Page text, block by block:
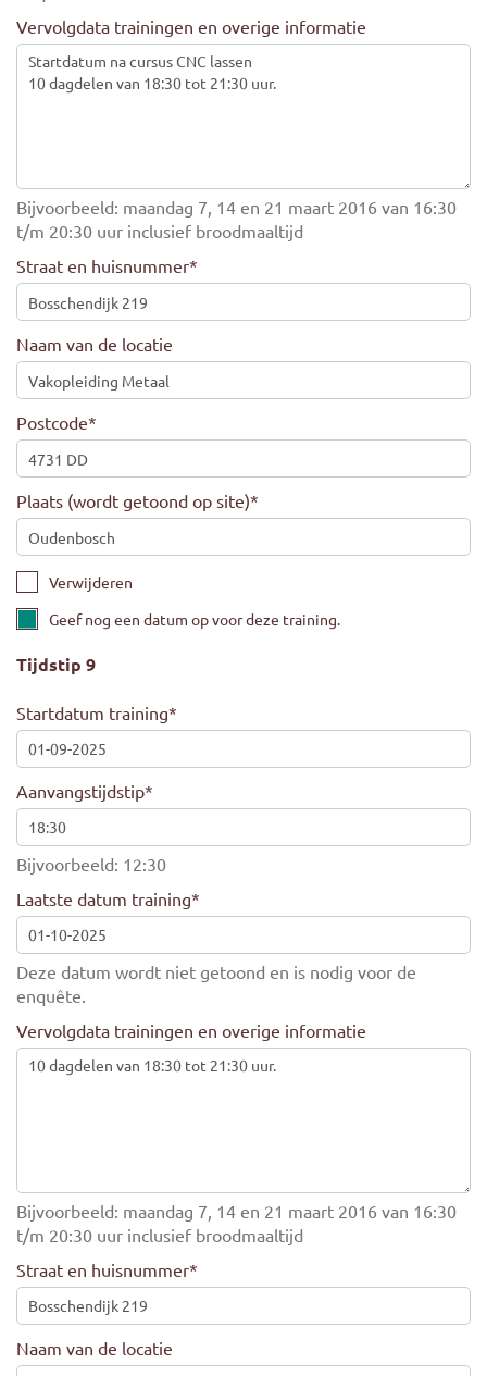
Vervolgdata trainingen en overige informatie
Bijvoorbeeld: maandag 7, 14 en 21 maart 2016 van 16:30
t/m 20:30 uur inclusief broodmaaltijd
Straat en huisnummer*
Naam van de locatie
Postcode*
Plaats (wordt getoond op site)*
Verwijderen
Geef nog een datum op voor deze training.
Tijdstip 9
Startdatum training*
Aanvangstijdstip*
Bijvoorbeeld: 12:30
Laatste datum training*
Deze datum wordt niet getoond en is nodig voor de
enquête.
Vervolgdata trainingen en overige informatie
Bijvoorbeeld: maandag 7, 14 en 21 maart 2016 van 16:30
t/m 20:30 uur inclusief broodmaaltijd
Straat en huisnummer*
Naam van de locatie